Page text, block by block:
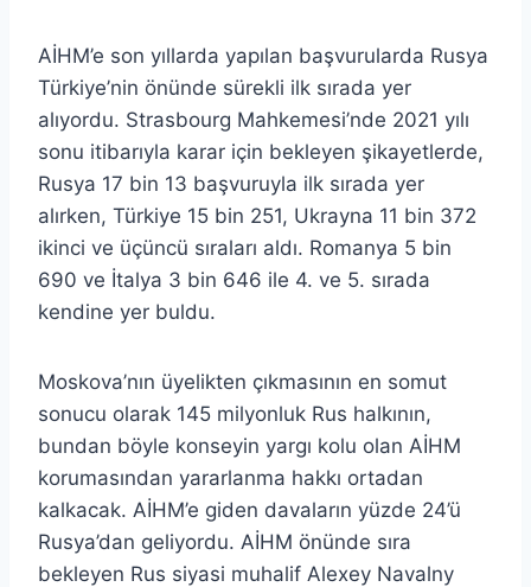
AİHM’e son yıllarda yapılan başvurularda Rusya
Türkiye’nin önünde sürekli ilk sırada yer
alıyordu. Strasbourg Mahkemesi’nde 2021 yılı
sonu itibarıyla karar için bekleyen şikayetlerde,
Rusya 17 bin 13 başvuruyla ilk sırada yer
alırken, Türkiye 15 bin 251, Ukrayna 11 bin 372
ikinci ve üçüncü sıraları aldı. Romanya 5 bin
690 ve İtalya 3 bin 646 ile 4. ve 5. sırada
kendine yer buldu.
Moskova’nın üyelikten çıkmasının en somut
sonucu olarak 145 milyonluk Rus halkının,
bundan böyle konseyin yargı kolu olan AİHM
korumasından yararlanma hakkı ortadan
kalkacak. AİHM’e giden davaların yüzde 24’ü
Rusya’dan geliyordu. AİHM önünde sıra
bekleyen Rus siyasi muhalif Alexey Navalny